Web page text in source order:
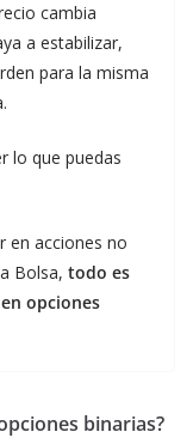
cambia
a estabilizar,
para la misma
lo que puedas
en acciones no
Bolsa, todo es
opciones
binarias?